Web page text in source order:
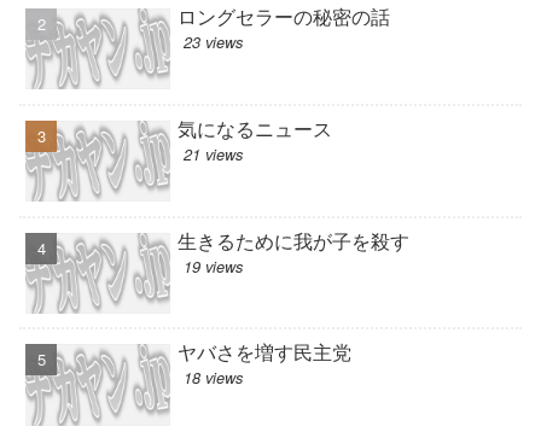
ロングセラーの秘密の話
23 views
気になるニュース
21 views
生きるために我が子を殺す
19 views
ヤバさを増す民主党
18 views